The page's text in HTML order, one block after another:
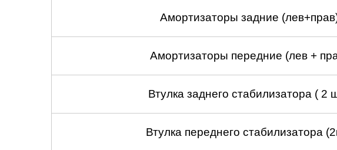
Амортизаторы задние
Амортизаторы передние (лев +
Втулка заднего стабилизатора ( 2
Втулка переднего стабилизатора